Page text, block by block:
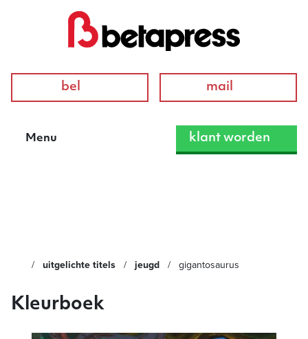
bel mail
Menu klant worden
uitgelichte titels jeugd gigantosaurus
Kleurboek